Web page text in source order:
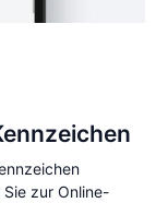
zur Online-